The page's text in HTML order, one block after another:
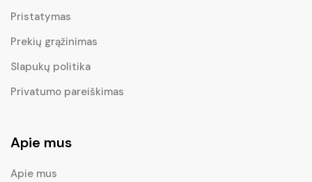
Pristatymas
Prekių grąžinimas
Slapukų politika
Privatumo pareiškimas
Apie mus
Apie mus